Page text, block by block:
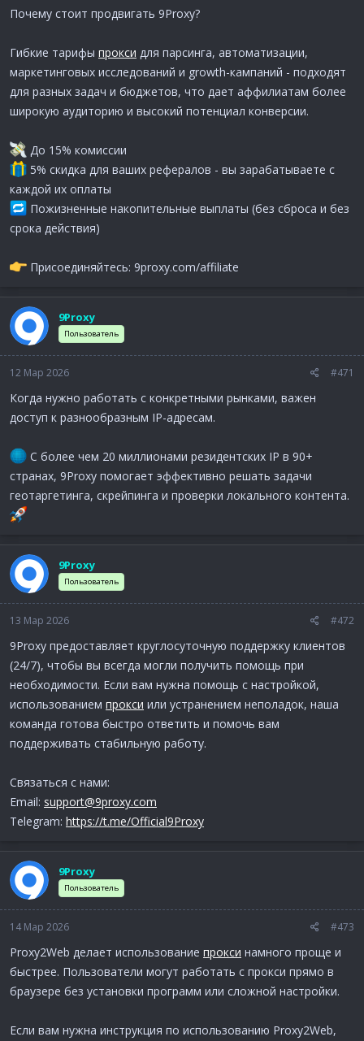
Почему стоит продвигать 9Proxy?
Гибкие тарифы прокси для парсинга, автоматизации,
маркетинговых исследований и growth-кампаний - подходят
для разных задач и бюджетов, что дает аффилиатам более
широкую аудиторию и высокий потенциал конверсии.
До 15% комиссии
5% скидка для ваших рефералов - вы зарабатываете с
каждой их оплаты
Пожизненные накопительные выплаты (без сброса и без
срока действия)
Присоединяйтесь: 9proxy.com/affiliate
9Proxy
Пользователь
12 Мар 2026 #471
Когда нужно работать с конкретными рынками, важен
доступ к разнообразным IP-адресам.
С более чем 20 миллионами резидентских IP в 90+
странах, 9Proxy помогает эффективно решать задачи
геотаргетинга, скрейпинга и проверки локального контента.
9Proxy
Пользователь
13 Мар 2026 #472
9Proxy предоставляет круглосуточную поддержку клиентов
(24/7), чтобы вы всегда могли получить помощь при
необходимости. Если вам нужна помощь с настройкой,
использованием прокси или устранением неполадок, наша
команда готова быстро ответить и помочь вам
поддерживать стабильную работу.
Связаться с нами:
Email: support@9proxy.com
Telegram: https://t.me/Official9Proxy
9Proxy
Пользователь
14 Мар 2026 #473
Proxy2Web делает использование прокси намного проще и
быстрее. Пользователи могут работать с прокси прямо в
браузере без установки программ или сложной настройки.
Если вам нужна инструкция по использованию Proxy2Web,